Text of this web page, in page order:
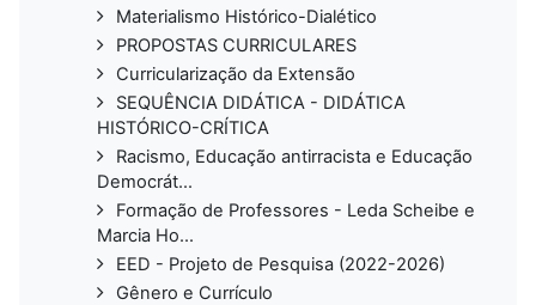
Materialismo Histórico-Dialético
PROPOSTAS CURRICULARES
Curricularização da Extensão
SEQUÊNCIA DIDÁTICA - DIDÁTICA
HISTÓRICO-CRÍTICA
Racismo, Educação antirracista e Educação
Democrát...
Formação de Professores - Leda Scheibe e
Marcia Ho...
EED - Projeto de Pesquisa (2022-2026)
Gênero e Currículo